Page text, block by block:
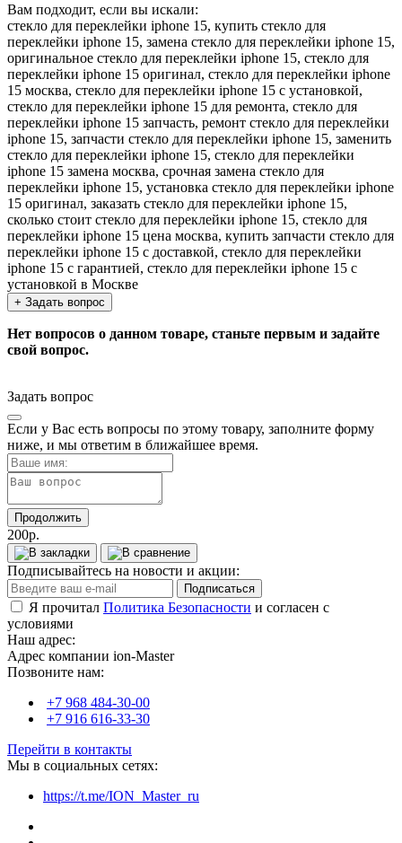
Вам подходит, если вы искали:
стекло для переклейки iphone 15, купить стекло для
переклейки iphone 15, замена стекло для переклейки iphone 15,
оригинальное стекло для переклейки iphone 15, стекло для
переклейки iphone 15 оригинал, стекло для переклейки iphone
15 москва, стекло для переклейки iphone 15 с установкой,
стекло для переклейки iphone 15 для ремонта, стекло для
переклейки iphone 15 запчасть, ремонт стекло для переклейки
iphone 15, запчасти стекло для переклейки iphone 15, заменить
стекло для переклейки iphone 15, стекло для переклейки
iphone 15 замена москва, срочная замена стекло для
переклейки iphone 15, установка стекло для переклейки iphone
15 оригинал, заказать стекло для переклейки iphone 15,
сколько стоит стекло для переклейки iphone 15, стекло для
переклейки iphone 15 цена москва, купить запчасти стекло для
переклейки iphone 15 с доставкой, стекло для переклейки
iphone 15 с гарантией, стекло для переклейки iphone 15 с
установкой в Москве
+ Задать вопрос
Нет вопросов о данном товаре, станьте первым и задайте
свой вопрос.
Задать вопрос
Если у Вас есть вопросы по этому товару, заполните форму
ниже, и мы ответим в ближайшее время.
Продолжить
200р.
Подписывайтесь на новости и акции:
Подписаться
Я прочитал Политика Безопасности и согласен с
условиями
Наш адрес:
Адрес компании ion-Master
Позвоните нам:
+7 968 484-30-00
+7 916 616-33-30
Перейти в контакты
Мы в социальных сетях:
https://t.me/ION_Master_ru